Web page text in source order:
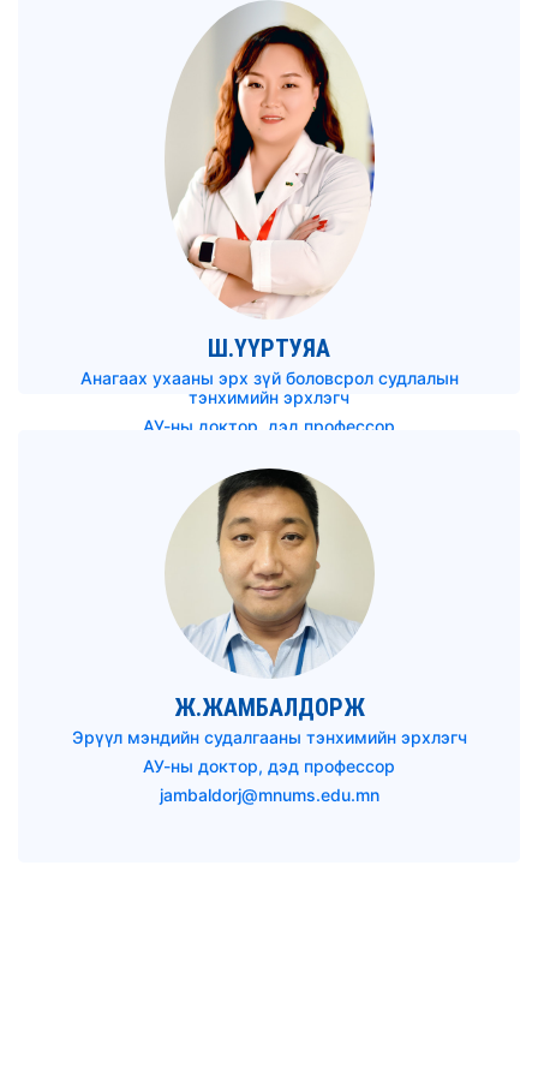
Ш.ҮҮРТУЯА
Анагаах ухааны эрх зүй боловсрол судлалын
тэнхимийн эрхлэгч
АУ-ны доктор, дэд профессор
Ж.ЖАМБАЛДОРЖ
Эрүүл мэндийн судалгааны тэнхимийн эрхлэгч
АУ-ны доктор, дэд профессор
jambaldorj@mnums.edu.mn